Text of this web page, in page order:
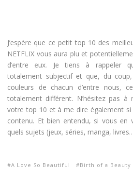
J’espère que ce petit top 10 des
NETFLIX vous aura plu et
d’entre eux. Je tiens à rappeler
totalement subjectif et que, du
couleurs de chacun d’entre nous,
totalement différent. N’hésitez pas à
votre top 10 et à me dire également si
contenu. Et bien entendu, si vous en
quels sujets (jeux, séries, manga,
A Love So Beautiful Birth of a Beauty